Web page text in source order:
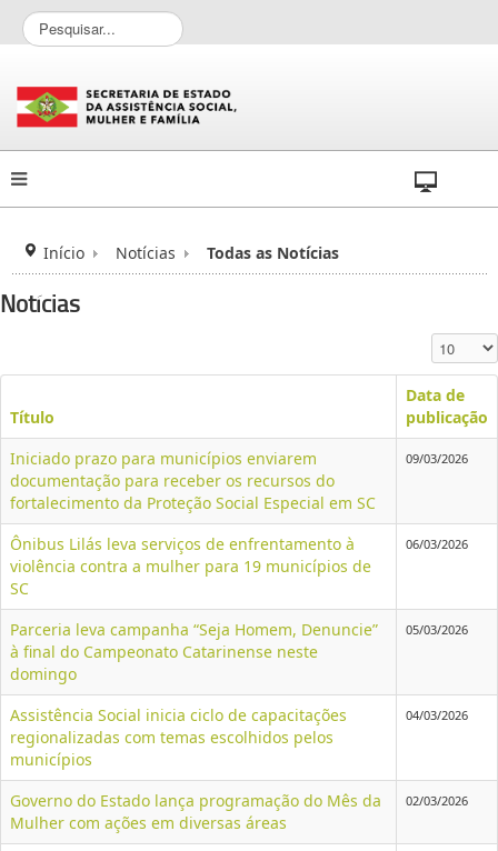
P
e
q
u
i
s
a
Início Notícias Todas as Notícias
Notícias
Exibir #
Título
Data de
publicação
Iniciado prazo para municípios enviarem
documentação para receber os recursos do
fortalecimento da Proteção Social Especial em SC
09/03/2026
Ônibus Lilás leva serviços de enfrentamento à
violência contra a mulher para 19 municípios de
SC
06/03/2026
Parceria leva campanha “Seja Homem, Denuncie”
à final do Campeonato Catarinense neste
domingo
05/03/2026
Assistência Social inicia ciclo de capacitações
regionalizadas com temas escolhidos pelos
municípios
04/03/2026
Governo do Estado lança programação do Mês da
Mulher com ações em diversas áreas
02/03/2026